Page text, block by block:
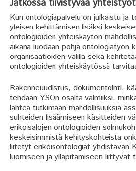
Jatkossa tiivistyvää
Kun ontologiapalvelu on julkaistu ja
yleisen kehittämisen lisäksi
ontologioiden yhteiskäytön
aikana luodaan pohja ontologiatyön
organisaatioiden välillä sekä
ontologioiden yhteiskäytössä
Rakenneuudistus, dokumentointi,
tehdään YSOn osalta valmiiksi,
lähteä tutkimaan mahdollisuuksia
suhteiden lisäämiseen käsitteiden
erikoisalojen ontologioiden
keskeisimmistä kehityskohteista
liitetyt erikoisontologiat yhdistävän
luomiseen ja ylläpitämiseen liittyvät